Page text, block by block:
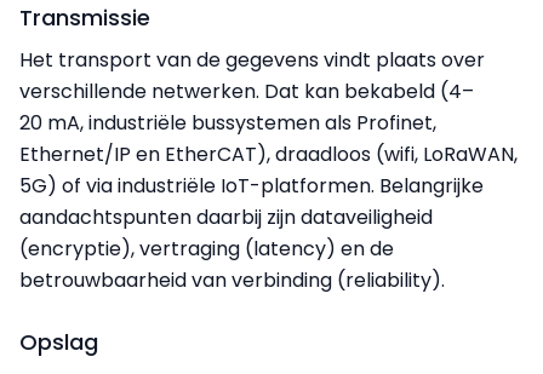
Transmissie
Het transport van de gegevens vindt plaats over
verschillende netwerken. Dat kan bekabeld (4–
20 mA, industriële bussystemen als Profinet,
Ethernet/IP en EtherCAT), draadloos (wifi, LoRaWAN,
5G) of via industriële IoT-platformen. Belangrijke
aandachtspunten daarbij zijn dataveiligheid
(encryptie), vertraging (latency) en de
betrouwbaarheid van verbinding (reliability).
Opslag